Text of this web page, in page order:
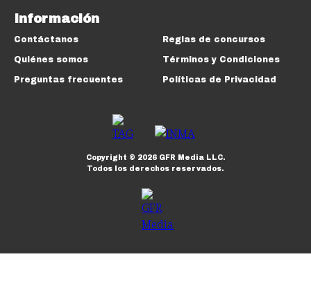
Información
Contáctanos
Quiénes somos
Preguntas frecuentes
Reglas de concursos
Términos y Condiciones
Políticas de Privacidad
Copyright © 2026GFR Media LLC.
Todos los derechos reservados.